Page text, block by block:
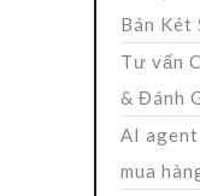
Bán Két
Tư vấn
& Đánh
AI
mua